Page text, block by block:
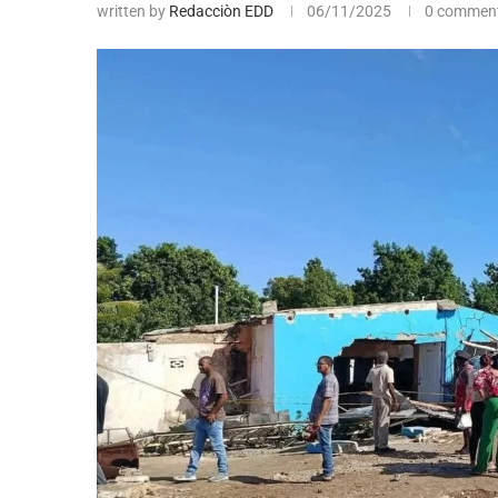
written by Redacciòn EDD 06/11/2025 0